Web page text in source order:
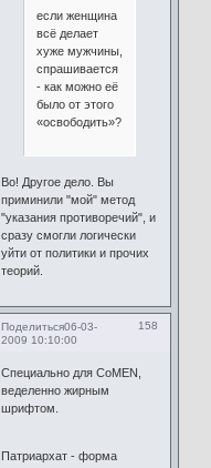
если женщина
всё делает
хуже мужчины,
спрашивается
- как можно её
было от этого
«освободить»?
Во! Другое дело. Вы
приминили "мой" метод
"указания противоречий", и
сразу смогли логически
уйти от политики и прочих
теорий.
Поделиться 158
06-03-
2009 10:10:00
Специально для CoMEN,
веделенно жирным
шрифтом.
Патриархат - форма